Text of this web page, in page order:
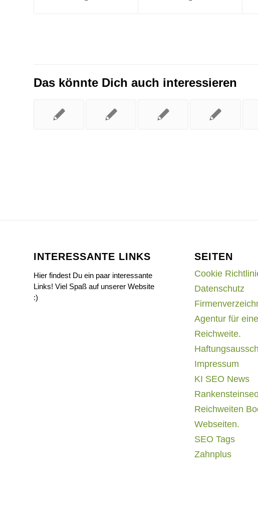
Das könnte Dich auch interessieren
INTERESSANTE LINKS
Hier findest Du ein paar interessante
Links! Viel Spaß auf unserer Website
:)
SEITEN
Cookie
Datenschutz
Agentur für
Reichweite.
Impressum
KI SEO News
Reichweiten
Webseiten.
SEO Tags
Zahnplus